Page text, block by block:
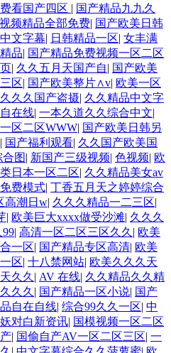
看国产四区 | 国产精品九九久
频精品全部免费| 国产欧美日韩
文字幕| 日韩精品一区| 女丰满
品| 国产精品免费视频一区二区
| 久久五月天国产自| 国产欧美
区| 国产欧美整片∧v| 欧美一区
久久国产盗摄| 久久精品中文字
在线| 一本久道久久综合中文|
区二区WWW| 国产欧美日韩另
| 国产福利观看| 久久国产欧美国
图| 新国产三级视频| 色视频| 欧
日本一区二区| 久久精品美女av
费模式| 丁香五月天之婷婷综合
高潮日w| 久久久精品一二三区|
| 欧美巨大xxxx做受沙滩| 久久久
| 高清一区二区三区久久 | 欧美
一区| 国产精品专区高清| 欧美
区| 十八禁网站| 欧美久久久天
久久 | AV 在线| 久久精品久久精
久久 | 国产精品一区小说| 国产
自在自线| 综合99久久一区| 中
对白新资讯| 国模视频一区二区
| 国偷自产AV一区二区三区| 一